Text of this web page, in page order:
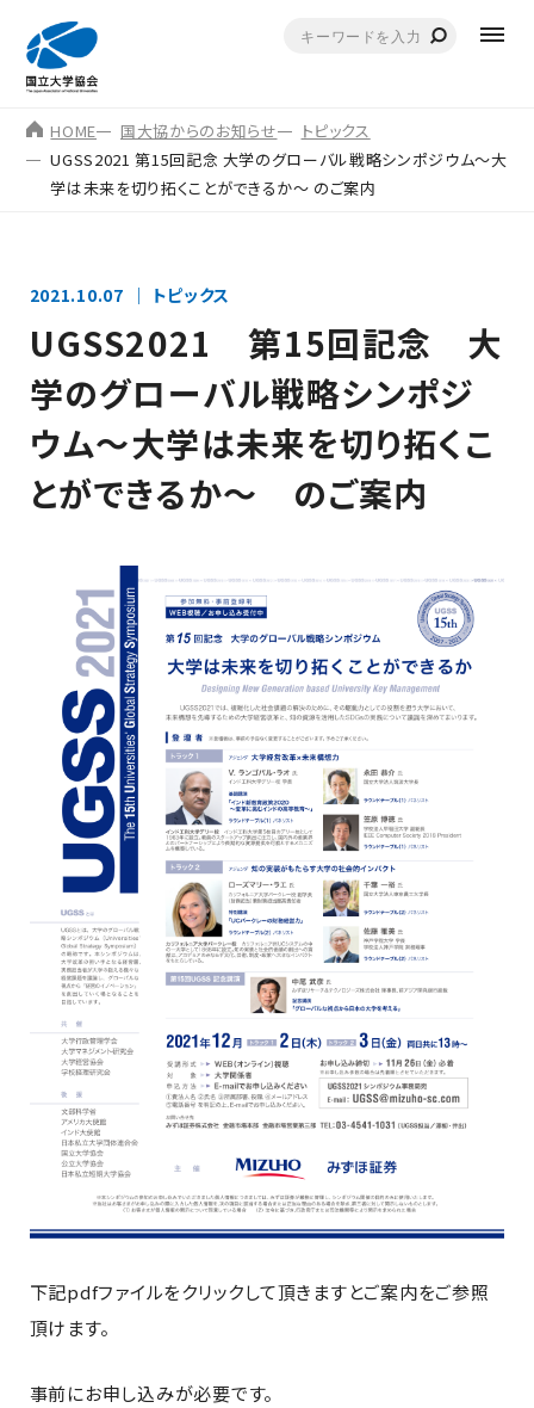
HOME 国大協からのお知らせ
トピックス
UGSS2021 第15回記念 大学のグローバル戦略シンポジウム～大
学は未来を切り拓くことができるか～ のご案内
2021.10.07 トピックス
UGSS2021 第15回記念 大
学のグローバル戦略シンポジ
ウム～大学は未来を切り拓くこ
とができるか～ のご案内
下記pdfファイルをクリックして頂きますとご案内をご参照
頂けます。
事前にお申し込みが必要です。